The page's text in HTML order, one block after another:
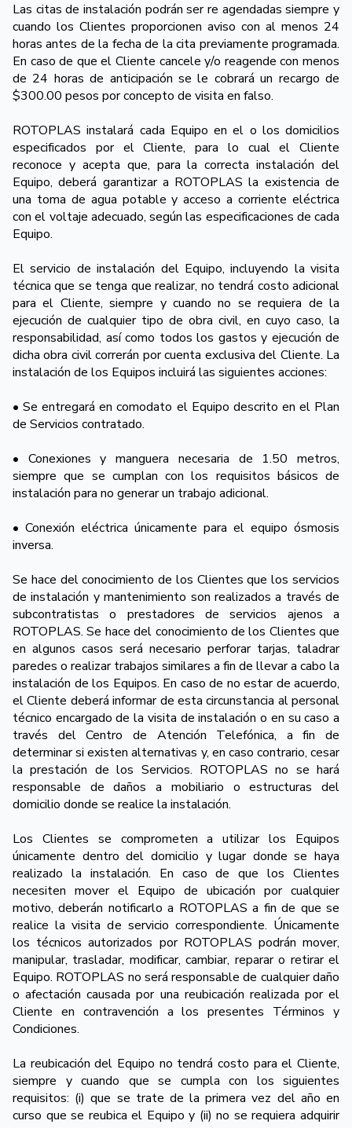
Las citas de instalación podrán ser re agendadas siempre y
cuando los Clientes proporcionen aviso con al menos 24
horas antes de la fecha de la cita previamente programada.
En caso de que el Cliente cancele y/o reagende con menos
de 24 horas de anticipación se le cobrará un recargo de
$300.00 pesos por concepto de visita en falso.
ROTOPLAS instalará cada Equipo en el o los domicilios
especificados por el Cliente, para lo cual el Cliente
reconoce y acepta que, para la correcta instalación del
Equipo, deberá garantizar a ROTOPLAS la existencia de
una toma de agua potable y acceso a corriente eléctrica
con el voltaje adecuado, según las especificaciones de cada
Equipo.
El servicio de instalación del Equipo, incluyendo la visita
técnica que se tenga que realizar, no tendrá costo adicional
para el Cliente, siempre y cuando no se requiera de la
ejecución de cualquier tipo de obra civil, en cuyo caso, la
responsabilidad, así como todos los gastos y ejecución de
dicha obra civil correrán por cuenta exclusiva del Cliente. La
instalación de los Equipos incluirá las siguientes acciones:
• Se entregará en comodato el Equipo descrito en el Plan
de Servicios contratado.
• Conexiones y manguera necesaria de 1.50 metros,
siempre que se cumplan con los requisitos básicos de
instalación para no generar un trabajo adicional.
• Conexión eléctrica únicamente para el equipo ósmosis
inversa.
Se hace del conocimiento de los Clientes que los servicios
de instalación y mantenimiento son realizados a través de
subcontratistas o prestadores de servicios ajenos a
ROTOPLAS. Se hace del conocimiento de los Clientes que
en algunos casos será necesario perforar tarjas, taladrar
paredes o realizar trabajos similares a fin de llevar a cabo la
instalación de los Equipos. En caso de no estar de acuerdo,
el Cliente deberá informar de esta circunstancia al personal
técnico encargado de la visita de instalación o en su caso a
través del Centro de Atención Telefónica, a fin de
determinar si existen alternativas y, en caso contrario, cesar
la prestación de los Servicios. ROTOPLAS no se hará
responsable de daños a mobiliario o estructuras del
domicilio donde se realice la instalación.
Los Clientes se comprometen a utilizar los Equipos
únicamente dentro del domicilio y lugar donde se haya
realizado la instalación. En caso de que los Clientes
necesiten mover el Equipo de ubicación por cualquier
motivo, deberán notificarlo a ROTOPLAS a fin de que se
realice la visita de servicio correspondiente. Únicamente
los técnicos autorizados por ROTOPLAS podrán mover,
manipular, trasladar, modificar, cambiar, reparar o retirar el
Equipo. ROTOPLAS no será responsable de cualquier daño
o afectación causada por una reubicación realizada por el
Cliente en contravención a los presentes Términos y
Condiciones.
La reubicación del Equipo no tendrá costo para el Cliente,
siempre y cuando que se cumpla con los siguientes
requisitos: (i) que se trate de la primera vez del año en
curso que se reubica el Equipo y (ii) no se requiera adquirir